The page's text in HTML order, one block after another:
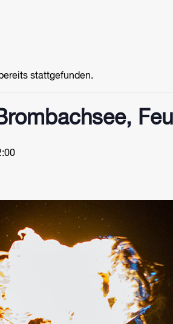
stattgefunden.